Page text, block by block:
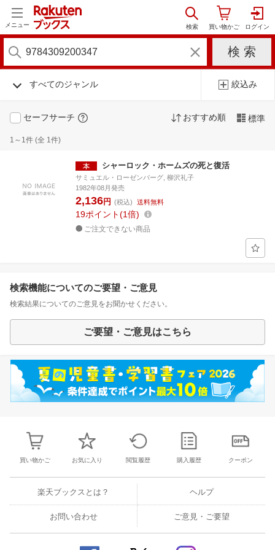
メニュー
すべてのジャンル 絞込み
セーフサーチ おすすめ順 標準
1～1件 (全 1件)
シャーロック・ホームズの死と復活
サミュエル・ローゼンバーグ, 柳沢礼子
1982年08月発売
2,136円 (税込) 送料無料
19ポイント 1倍
ご注文できない商品
検索機能についてのご要望・ご意見
検索結果についてのご意見をお聞かせください。
ご要望・ご意見はこちら
買い物かご お気に入り 閲覧履歴 購入履歴 クーポン
楽天ブックスとは？ ヘルプ
お問い合わせ ご意見・ご要望